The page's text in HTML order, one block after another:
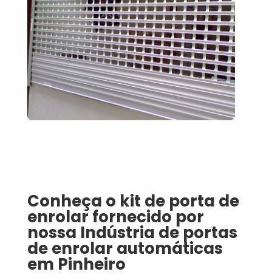
Conheça o kit de porta de
enrolar fornecido por
nossa Indústria de portas
de enrolar automáticas
em Pinheiro